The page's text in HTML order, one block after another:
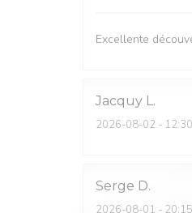
Excellente
Jacquy L
2026-08-02 -
Serge D
2026-08-01 -